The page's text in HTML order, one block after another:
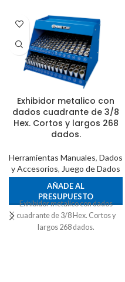
Exhibidor metalico con
dados cuadrante de 3/8
Hex. Cortos y largos 268
dados.
Herramientas Manuales, Dados
y Accesorios, Juego de Dados
AÑADE AL
PRESUPUESTO
Exhibidor metalico con dados
cuadrante de 3/8 Hex. Cortos y
largos 268 dados.